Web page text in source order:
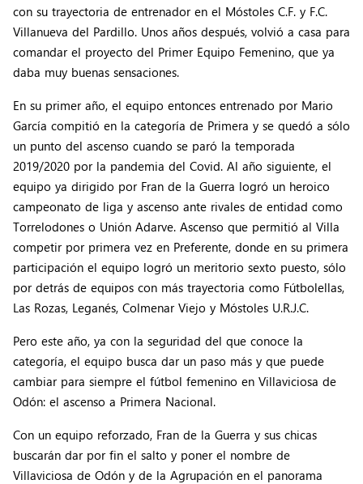
con su trayectoria de entrenador en el Móstoles C.F. y F.C.
Villanueva del Pardillo. Unos años después, volvió a casa para
comandar el proyecto del Primer Equipo Femenino, que ya
daba muy buenas sensaciones.
En su primer año, el equipo entonces entrenado por Mario
García compitió en la categoría de Primera y se quedó a sólo
un punto del ascenso cuando se paró la temporada
2019/2020 por la pandemia del Covid. Al año siguiente, el
equipo ya dirigido por Fran de la Guerra logró un heroico
campeonato de liga y ascenso ante rivales de entidad como
Torrelodones o Unión Adarve. Ascenso que permitió al Villa
competir por primera vez en Preferente, donde en su primera
participación el equipo logró un meritorio sexto puesto, sólo
por detrás de equipos con más trayectoria como Fútbolellas,
Las Rozas, Leganés, Colmenar Viejo y Móstoles U.R.J.C.
Pero este año, ya con la seguridad del que conoce la
categoría, el equipo busca dar un paso más y que puede
cambiar para siempre el fútbol femenino en Villaviciosa de
Odón: el ascenso a Primera Nacional.
Con un equipo reforzado, Fran de la Guerra y sus chicas
buscarán dar por fin el salto y poner el nombre de
Villaviciosa de Odón y de la Agrupación en el panorama